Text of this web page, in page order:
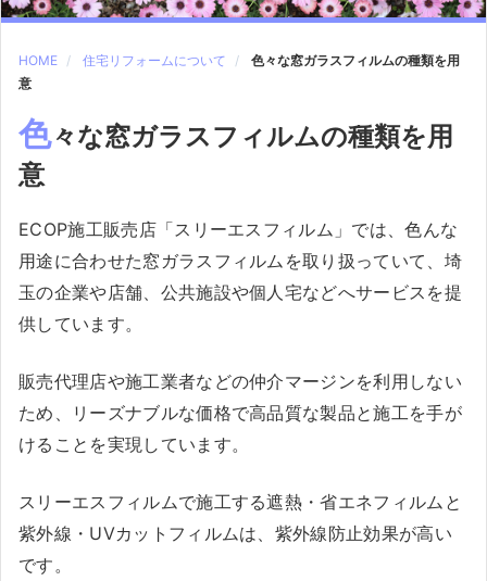
HOME 住宅リフォームについて
色々な窓ガラスフィルムの種類を用
意
色々な窓ガラスフィルムの種類を用
意
ECOP施工販売店「スリーエスフィルム」では、色んな
用途に合わせた窓ガラスフィルムを取り扱っていて、埼
玉の企業や店舗、公共施設や個人宅などへサービスを提
供しています。
販売代理店や施工業者などの仲介マージンを利用しない
ため、リーズナブルな価格で高品質な製品と施工を手が
けることを実現しています。
スリーエスフィルムで施工する遮熱・省エネフィルムと
紫外線・UVカットフィルムは、紫外線防止効果が高い
です。